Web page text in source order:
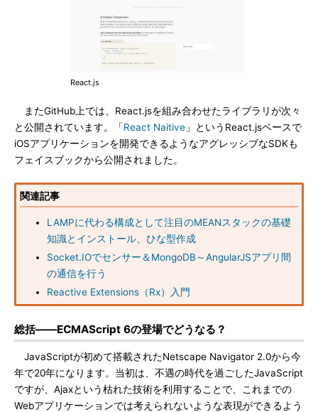
React.js
またGitHub上では、React.jsを組み合わせたライブラリが次々
と公開されています。「React Naitive 」というReact.jsベースで
iOSアプリケーションを開発できるようなアグレッシブなSDKも
フェイスブックから公開されました。
関連記事
LAMPに代わる構成として注目のMEANスタックの基礎
知識とインストール、ひな型作成
Socket.IOでセンサー＆MongoDB～AngularJSアプリ間
の通信を行う
Reactive Extensions（Rx）入門
総括――ECMAScript 6の登場でどうなる？
JavaScriptが初めて搭載されたNetscape Navigator 2.0から今
年で20年になります。当初は、不遇の時代を過ごしたJavaScript
ですが、Ajaxという枯れた技術を利用することで、これまでの
Webアプリケーションでは考えられないような表現ができるよう